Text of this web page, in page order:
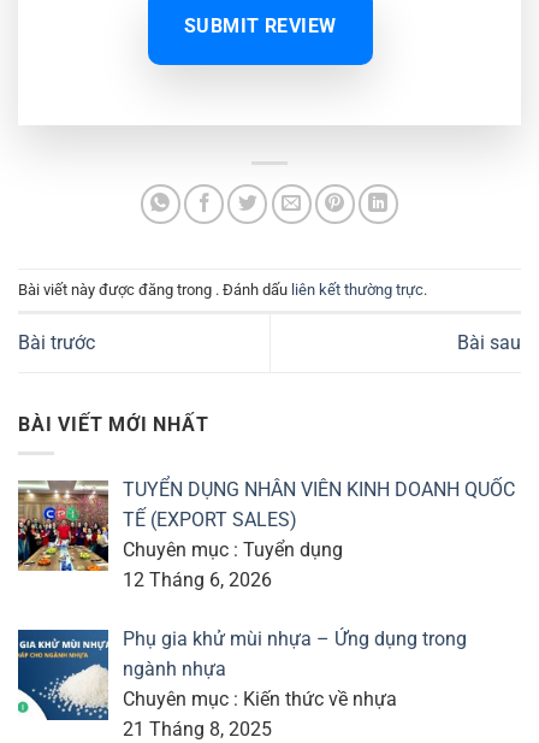
SUBMIT REVIEW
Bài viết này được đăng trong . Đánh dấu liên kết thường trực.
Bài trước Bài sau
BÀI VIẾT MỚI NHẤT
TUYỂN DỤNG NHÂN VIÊN KINH DOANH QUỐC
TẾ (EXPORT SALES)
Chuyên mục : Tuyển dụng
12 Tháng 6, 2026
Phụ gia khử mùi nhựa – Ứng dụng trong
ngành nhựa
Chuyên mục : Kiến thức về nhựa
21 Tháng 8, 2025